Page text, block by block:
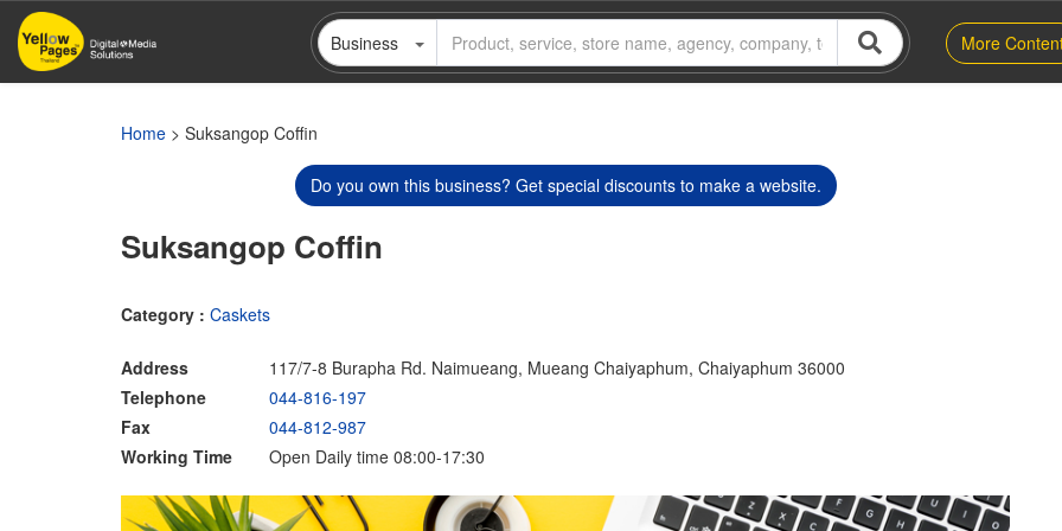
Skip
main
Business More
Home > Suksangop Coffin
Do you own this business? Get special discounts to make a website.
Suksangop Coffin
Category : Caskets
Address
117/7-8 Burapha Rd. Naimueang, Mueang Chaiyaphum, Chaiyaphum 36000
Telephone
044-816-197
Fax
044-812-987
Working Time
Open Daily time 08:00-17:30